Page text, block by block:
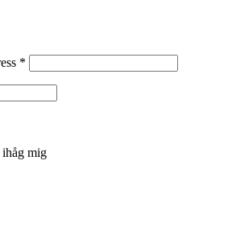
*
mig